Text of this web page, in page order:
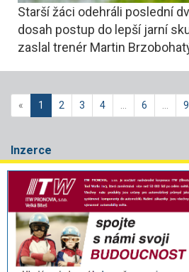
Starší žáci odehráli poslední
dosah postup do lepší jarní
zaslal trenér Martin
« 1 2 3 4 6 9
Inzerce